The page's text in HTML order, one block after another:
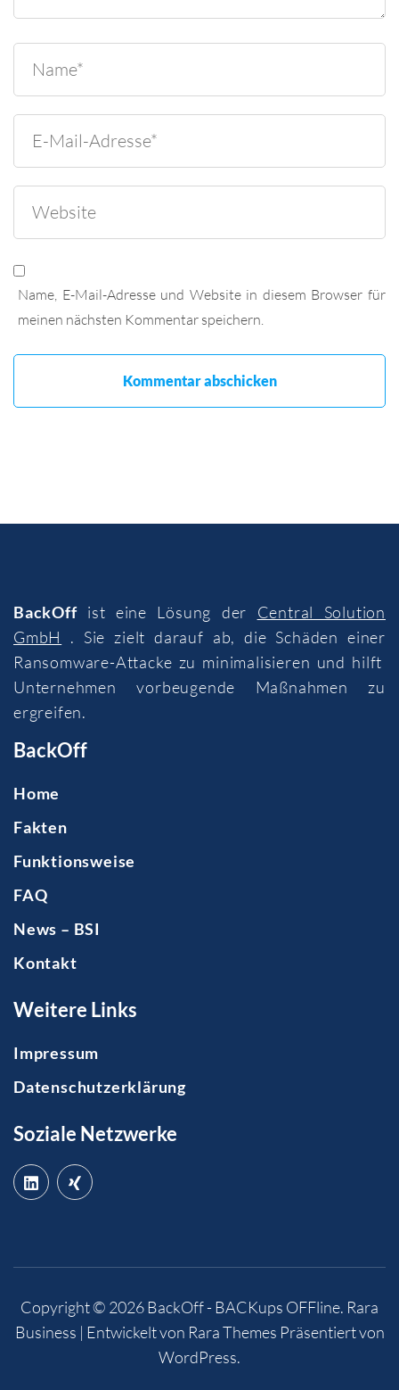
Name, E-Mail-Adresse und Website in diesem Browser für
meinen nächsten Kommentar speichern.
BackOffist eine Lösung der Central Solution
GmbH
. Sie zielt darauf ab, die Schäden einer
Ransomware-Attacke zu minimalisieren und hilft
Unternehmen vorbeugende Maßnahmen zu
ergreifen.
BackOff
Home
Fakten
Funktionsweise
FAQ
News – BSI
Kontakt
Weitere Links
Impressum
Datenschutzerklärung
Soziale Netzwerke
Copyright © 2026BackOff - BACKups OFFline. Rara
Business | Entwickelt von Rara Themes Präsentiert von
WordPress.